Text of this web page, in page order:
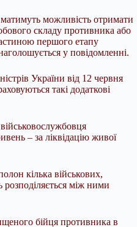
матимуть можливість отримати
складу противника або
першого етапу
у повідомленні.
України від 12 червня
такі додаткові
– за ліквідацію живої
кілька військових,
розподіляється між ними
бійця противника в